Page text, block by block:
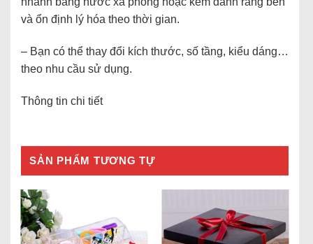
và ổn định lý hóa theo thời gian.
– Bạn có thể thay đổi kích thước, số tầng, kiểu dáng…
theo nhu cầu sử dụng.
Thông tin chi tiết
SẢN PHẨM TƯƠNG TỰ